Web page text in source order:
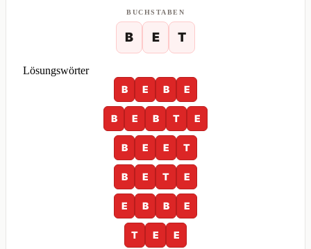
BUCHSTABEN
B E T
Lösungswörter
B
E B E
B E B T E
B E E T
B E T E
E B B E
T E E